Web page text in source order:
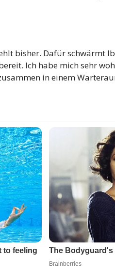
bisher. Dafür schwärmt
Ich habe mich sehr
in einem